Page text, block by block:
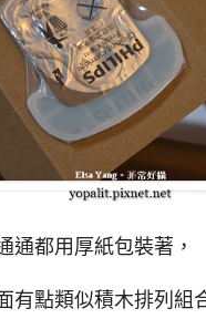
通都用厚紙包裝著，
有點類似積木排列組